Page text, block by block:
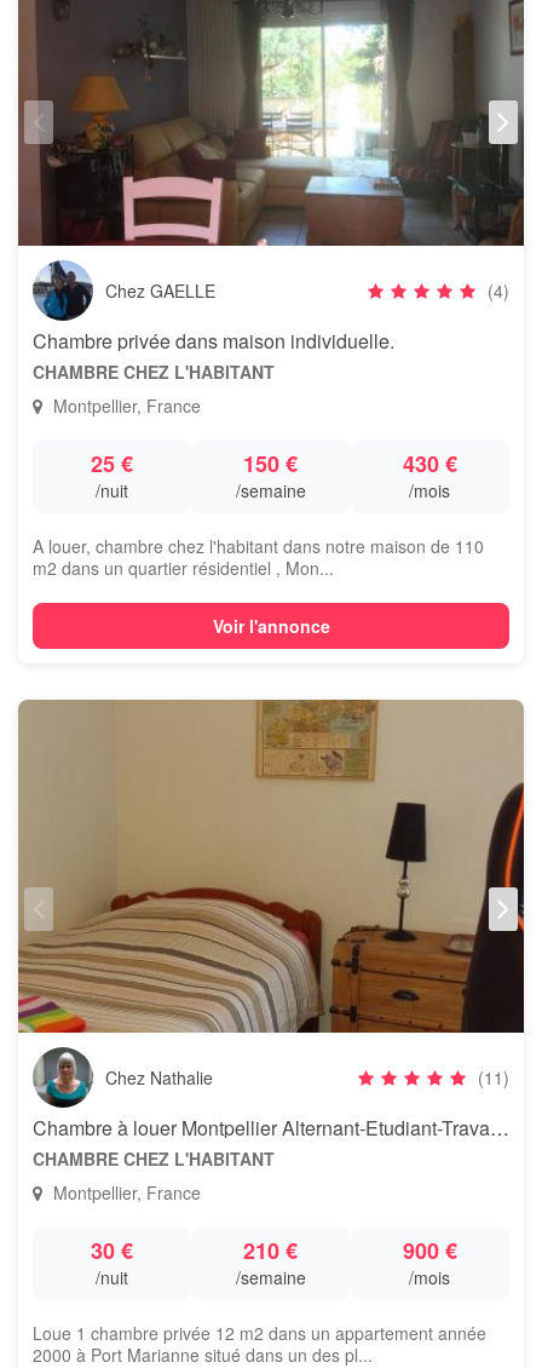
Chez GAELLE (4)
Chambre privée dans maison individuelle.
CHAMBRE CHEZ L'HABITANT
Montpellier, France
25 €
/nuit
150 €
/semaine
430 €
/mois
A louer, chambre chez l'habitant dans notre maison de 110
m2 dans un quartier résidentiel , Mon...
Voir l'annonce
Chez Nathalie (11)
Chambre à louer Montpellier Alternant-Etudiant-Travailleur
CHAMBRE CHEZ L'HABITANT
Montpellier, France
30 €
/nuit
210 €
/semaine
900 €
/mois
Loue 1 chambre privée 12 m2 dans un appartement année
2000 à Port Marianne situé dans un des pl...